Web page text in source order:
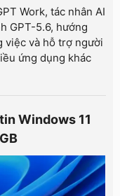
Work, tác nhân AI
GPT-5.6, hướng
việc và hỗ trợ người
ứng dụng khác
Windows 11